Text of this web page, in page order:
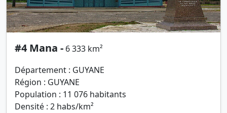
#4 Mana - 6 333 km²
Département : GUYANE
Région : GUYANE
Population : 11 076 habitants
Densité : 2 habs/km²